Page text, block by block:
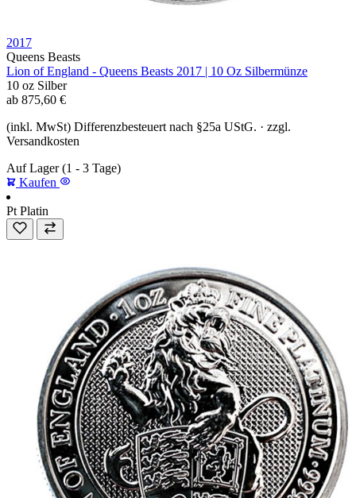
2017
Queens Beasts
Lion of England - Queens Beasts 2017 | 10 Oz Silbermünze
10 oz Silber
ab 875,60 €
(inkl. MwSt) Differenzbesteuert nach §25a UStG. · zzgl.
Versandkosten
Auf Lager (1 - 3 Tage)
Kaufen
Pt Platin